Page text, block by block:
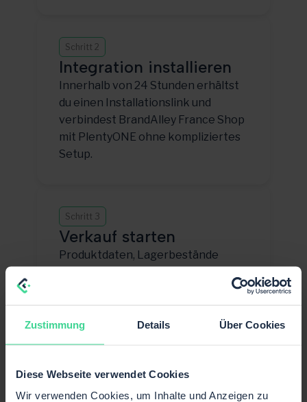
Zustimmung Details Über Cookies
Diese Webseite verwendet Cookies
Wir verwenden Cookies, um Inhalte und Anzeigen zu
Schritt 2
Integration installieren
Innerhalb von 24 Stunden erhältst
du einen Installationslink und
verbindest BrandAlley France Shop
mit PlentyONE ohne kompliziertes
Setup.
Schritt 3
Verkauf starten
Produktdaten, Lagerbestände